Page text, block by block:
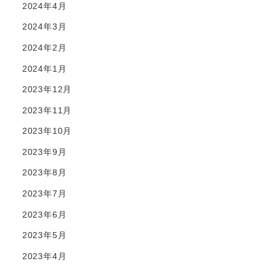
2024年4月
2024年3月
2024年2月
2024年1月
2023年12月
2023年11月
2023年10月
2023年9月
2023年8月
2023年7月
2023年6月
2023年5月
2023年4月